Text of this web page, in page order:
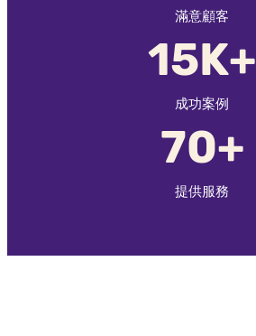
滿意顧客
15K+
成功案例
70+
提供服務